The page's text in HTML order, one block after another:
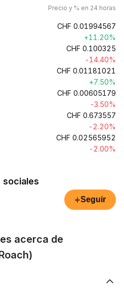
Precio y % en 24 horas
CHF 0.01994567
+11.20%
CHF 0.100325
-14.40%
CHF 0.01181021
+7.50%
CHF 0.00605179
-3.50%
CHF 0.673557
-2.20%
CHF 0.02565952
-2.00%
sociales
+Seguir
acerca de